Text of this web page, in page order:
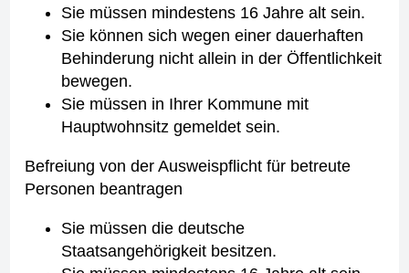
Sie müssen mindestens 16 Jahre alt sein.
Sie können sich wegen einer dauerhaften
Behinderung nicht allein in der Öffentlichkeit
bewegen.
Sie müssen in Ihrer Kommune mit
Hauptwohnsitz gemeldet sein.
Befreiung von der Ausweispflicht für betreute
Personen beantragen
Sie müssen die deutsche
Staatsangehörigkeit besitzen.